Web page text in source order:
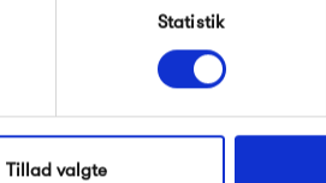
Statistik
Tillad valgte
samme kategori
Modtag velkomstrabat
at tilmelde dig accepterer du at modtage e-
Nej tak, jeg ønsker ikke rabat.